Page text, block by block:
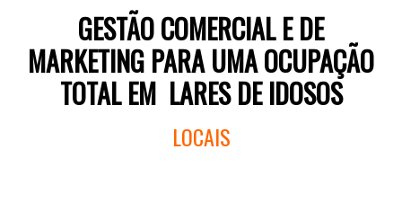
GESTÃO COMERCIAL E DE
MARKETING PARA UMA OCUPAÇÃO
TOTAL EM LARES DE IDOSOS
LOCAIS